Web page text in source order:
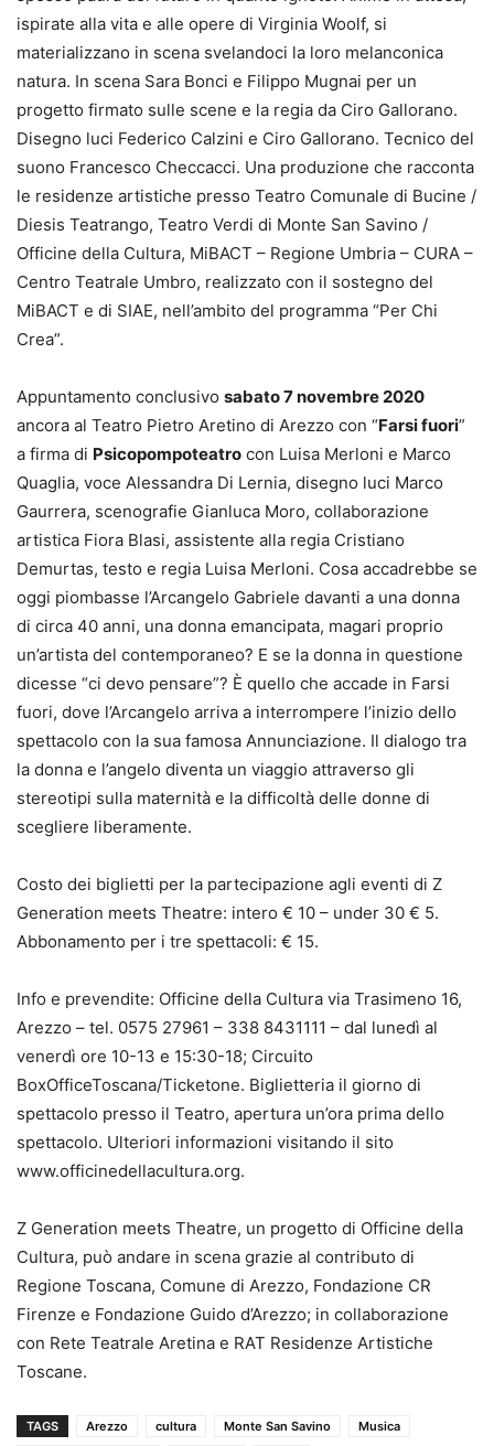
ispirate alla vita e alle opere di Virginia Woolf, si
materializzano in scena svelandoci la loro melanconica
natura. In scena Sara Bonci e Filippo Mugnai per un
progetto firmato sulle scene e la regia da Ciro Gallorano.
Disegno luci Federico Calzini e Ciro Gallorano. Tecnico del
suono Francesco Checcacci. Una produzione che racconta
le residenze artistiche presso Teatro Comunale di Bucine /
Diesis Teatrango, Teatro Verdi di Monte San Savino /
Officine della Cultura, MiBACT – Regione Umbria – CURA –
Centro Teatrale Umbro, realizzato con il sostegno del
MiBACT e di SIAE, nell’ambito del programma “Per Chi
Crea”.
Appuntamento conclusivo sabato 7 novembre 2020
ancora al Teatro Pietro Aretino di Arezzo con “Farsi fuori”
a firma di Psicopompoteatro con Luisa Merloni e Marco
Quaglia, voce Alessandra Di Lernia, disegno luci Marco
Gaurrera, scenografie Gianluca Moro, collaborazione
artistica Fiora Blasi, assistente alla regia Cristiano
Demurtas, testo e regia Luisa Merloni. Cosa accadrebbe se
oggi piombasse l’Arcangelo Gabriele davanti a una donna
di circa 40 anni, una donna emancipata, magari proprio
un’artista del contemporaneo? E se la donna in questione
dicesse “ci devo pensare”? È quello che accade in Farsi
fuori, dove l’Arcangelo arriva a interrompere l’inizio dello
spettacolo con la sua famosa Annunciazione. Il dialogo tra
la donna e l’angelo diventa un viaggio attraverso gli
stereotipi sulla maternità e la difficoltà delle donne di
scegliere liberamente.
Costo dei biglietti per la partecipazione agli eventi di Z
Generation meets Theatre: intero € 10 – under 30 € 5.
Abbonamento per i tre spettacoli: € 15.
Info e prevendite: Officine della Cultura via Trasimeno 16,
Arezzo – tel. 0575 27961 – 338 8431111 – dal lunedì al
venerdì ore 10-13 e 15:30-18; Circuito
BoxOfficeToscana/Ticketone. Biglietteria il giorno di
spettacolo presso il Teatro, apertura un’ora prima dello
spettacolo. Ulteriori informazioni visitando il sito
www.officinedellacultura.org.
Z Generation meets Theatre, un progetto di Officine della
Cultura, può andare in scena grazie al contributo di
Regione Toscana, Comune di Arezzo, Fondazione CR
Firenze e Fondazione Guido d’Arezzo; in collaborazione
con Rete Teatrale Aretina e RAT Residenze Artistiche
Toscane.
TAGS Arezzo cultura Monte San Savino
Musica